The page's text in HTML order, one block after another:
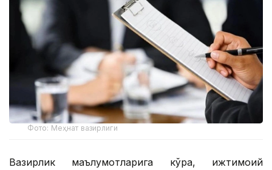
Фото: Меҳнат вазирлиги
Вазирлик маълумотларига кўра, ижтимоий